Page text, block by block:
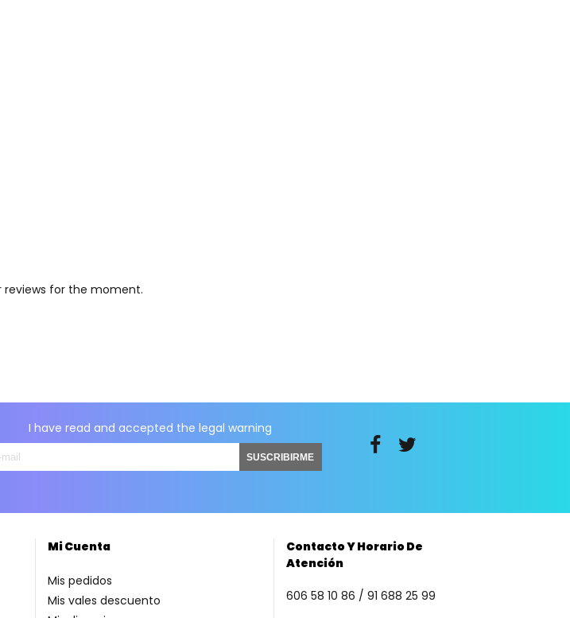
reviews for the moment.
I have read and accepted thelegal warning
SUSCRIBIRME
Contacto Y Horario De
Atención
606 58 10 86 / 91 688 25 99
Mi Cuenta
Mis pedidos
Mis vales descuento